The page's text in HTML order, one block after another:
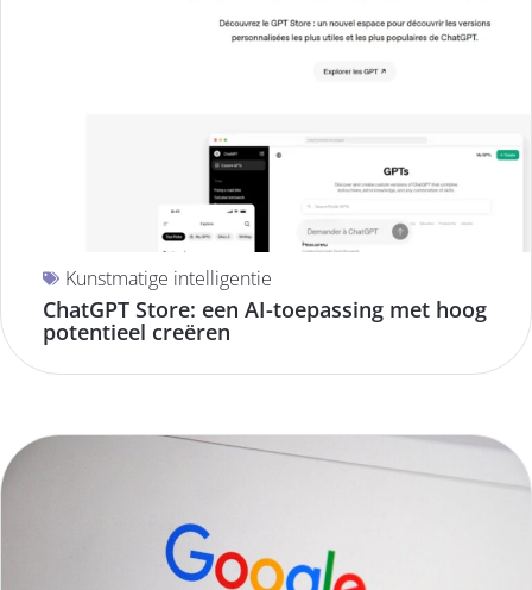
Kunstmatige intelligentie
ChatGPT Store: een AI-toepassing met hoog
potentieel creëren